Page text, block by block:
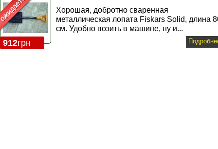
912грн
Хорошая, добротно cваренная
металлическая лопата Fiskars Solid, длина
см. Удобно возить в машине, ну и...